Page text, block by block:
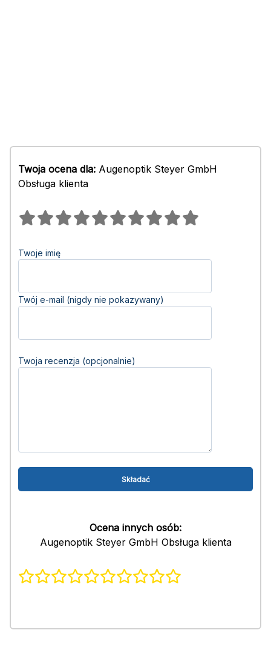
Twoja ocena dla: Augenoptik Steyer GmbH
Obsługa klienta
Twoje imię
Twój e-mail (nigdy nie pokazywany)
Twoja recenzja (opcjonalnie)
Ocena innych osób:
Augenoptik Steyer GmbH Obsługa klienta